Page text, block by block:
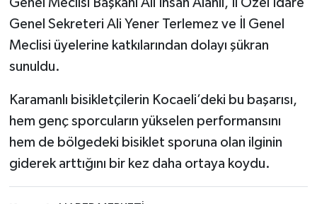
Genel Meclisi Başkanı Ali İhsan Alanlı, İl Özel İdare
Genel Sekreteri Ali Yener Terlemez ve İl Genel
Meclisi üyelerine katkılarından dolayı şükran
sunuldu.
Karamanlı bisikletçilerin Kocaeli’deki bu başarısı,
hem genç sporcuların yükselen performansını
hem de bölgedeki bisiklet sporuna olan ilginin
giderek arttığını bir kez daha ortaya koydu.